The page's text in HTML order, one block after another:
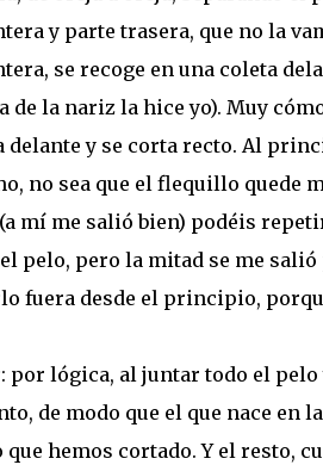
y parte trasera, que no la
se recoge en una coleta
de la nariz la hice yo). Muy
delante y se corta recto. Al
no sea que el flequillo quede
mí me salió bien) podéis
pelo, pero la mitad se me
fuera desde el principio,
por lógica, al juntar todo el
de modo que el que nace en
que hemos cortado. Y el resto,